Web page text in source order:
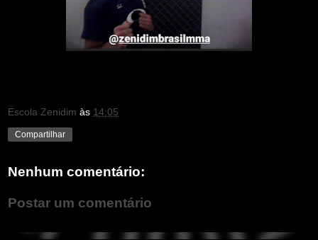
Escola Zenidim às 14:05
Compartilhar
Nenhum comentário:
Postar um comentário